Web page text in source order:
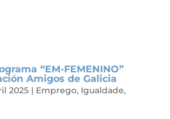
“EM-FEMENINO”
Amigos de Galicia
2025| Emprego, Igualdade,